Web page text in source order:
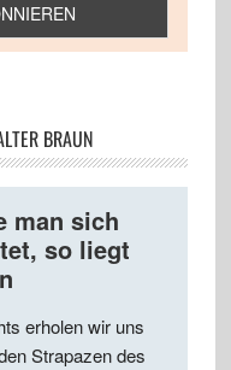
BRAUN
man sich
so liegt
erholen wir uns
Strapazen des